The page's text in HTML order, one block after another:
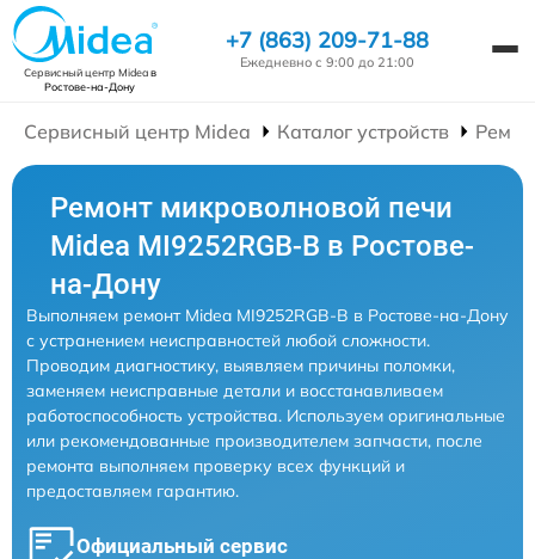
Сервисный центр Mideaв
Ростове-на-Дону
+7 (863) 209-71-88
Ежедневно с 9:00 до 21:00
Сервисный центр Midea Каталог устройств
Ремонт микроволновой печи
Midea MI9252RGB-B в Ростове-
на-Дону
Выполняем ремонт Midea MI9252RGB-B в Ростове-на-Дону
с устранением неисправностей любой сложности.
Проводим диагностику, выявляем причины поломки,
заменяем неисправные детали и восстанавливаем
работоспособность устройства. Используем оригинальные
или рекомендованные производителем запчасти, после
ремонта выполняем проверку всех функций и
предоставляем гарантию.
Официальный сервис